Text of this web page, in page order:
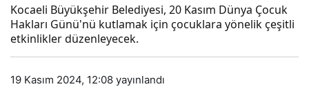
Kocaeli Büyükşehir Belediyesi, 20 Kasım Dünya Çocuk
Hakları Günü'nü kutlamak için çocuklara yönelik çeşitli
etkinlikler düzenleyecek.
19 Kasım 2024, 12:08 yayınlandı
Koc
aeli’
de
Küçük 100% Dev
0 PAYLAŞ